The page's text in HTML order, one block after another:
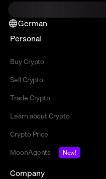
German
Personal
Buy Crypto
Sell Crypto
Trade Crypto
Learn about Crypto
Crypto Price
MoonAgents
New!
Company